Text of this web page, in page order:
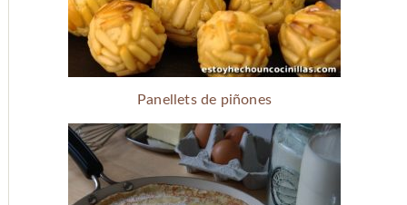
Panellets de piñones